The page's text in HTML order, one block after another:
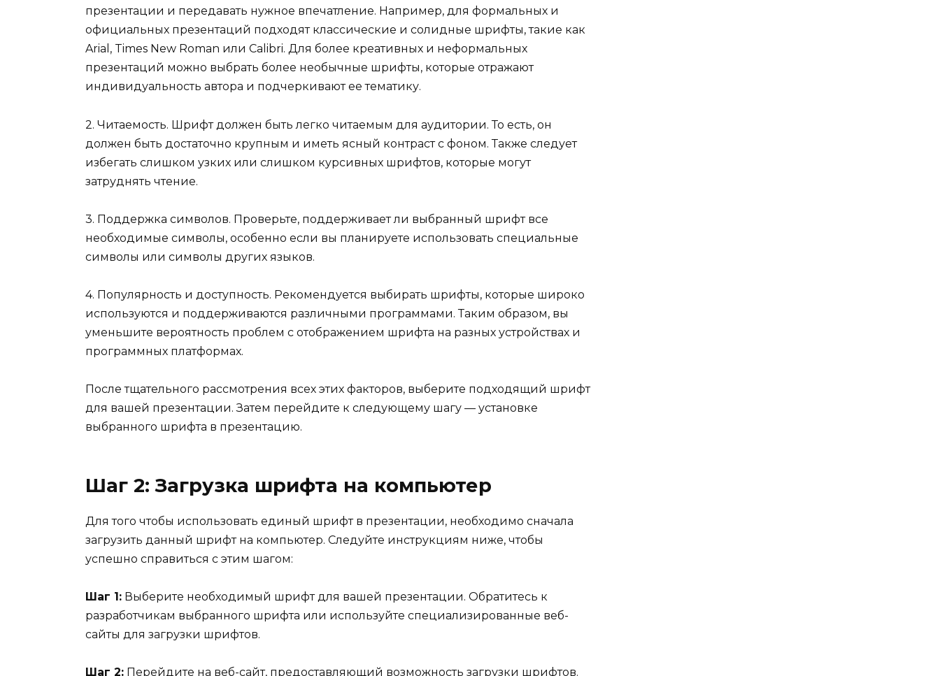
презентации и передавать нужное впечатление. Например, для формальных и
официальных презентаций подходят классические и солидные шрифты, такие как
Arial, Times New Roman или Calibri. Для более креативных и неформальных
презентаций можно выбрать более необычные шрифты, которые отражают
индивидуальность автора и подчеркивают ее тематику.
2. Читаемость. Шрифт должен быть легко читаемым для аудитории. То есть, он
должен быть достаточно крупным и иметь ясный контраст с фоном. Также следует
избегать слишком узких или слишком курсивных шрифтов, которые могут
затруднять чтение.
3. Поддержка символов. Проверьте, поддерживает ли выбранный шрифт все
необходимые символы, особенно если вы планируете использовать специальные
символы или символы других языков.
4. Популярность и доступность. Рекомендуется выбирать шрифты, которые широко
используются и поддерживаются различными программами. Таким образом, вы
уменьшите вероятность проблем с отображением шрифта на разных устройствах и
программных платформах.
После тщательного рассмотрения всех этих факторов, выберите подходящий шрифт
для вашей презентации. Затем перейдите к следующему шагу — установке
выбранного шрифта в презентацию.
Шаг 2: Загрузка шрифта на компьютер
Для того чтобы использовать единый шрифт в презентации, необходимо сначала
загрузить данный шрифт на компьютер. Следуйте инструкциям ниже, чтобы
успешно справиться с этим шагом:
Шаг 1: Выберите необходимый шрифт для вашей презентации. Обратитесь к
разработчикам выбранного шрифта или используйте специализированные веб-
сайты для загрузки шрифтов.
Шаг 2: Перейдите на веб-сайт, предоставляющий возможность загрузки шрифтов.